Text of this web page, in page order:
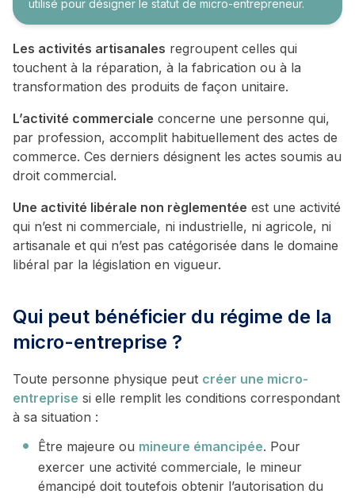
utilisé pour désigner le statut de micro-entrepreneur.
Les activités artisanales regroupent celles qui
touchent à la réparation, à la fabrication ou à la
transformation des produits de façon unitaire.
L’activité commerciale concerne une personne qui,
par profession, accomplit habituellement des actes de
commerce. Ces derniers désignent les actes soumis au
droit commercial.
Une activité libérale non règlementée est une activité
qui n’est ni commerciale, ni industrielle, ni agricole, ni
artisanale et qui n’est pas catégorisée dans le domaine
libéral par la législation en vigueur.
Qui peut bénéficier du régime de la
micro-entreprise ?
Toute personne physique peut créer une micro-
entreprise si elle remplit les conditions correspondant
à sa situation :
Être majeure ou mineure émancipée. Pour
exercer une activité commerciale, le mineur
émancipé doit toutefois obtenir l’autorisation du